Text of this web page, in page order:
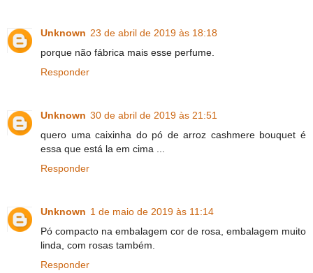
Unknown 23 de abril de 2019 às 18:18
porque não fábrica mais esse perfume.
Responder
Unknown 30 de abril de 2019 às 21:51
quero uma caixinha do pó de arroz cashmere bouquet é
essa que está la em cima ...
Responder
Unknown 1 de maio de 2019 às 11:14
Pó compacto na embalagem cor de rosa, embalagem muito
linda, com rosas também.
Responder